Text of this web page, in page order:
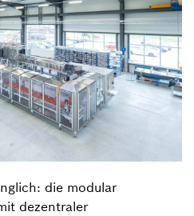
die modular
dezentraler